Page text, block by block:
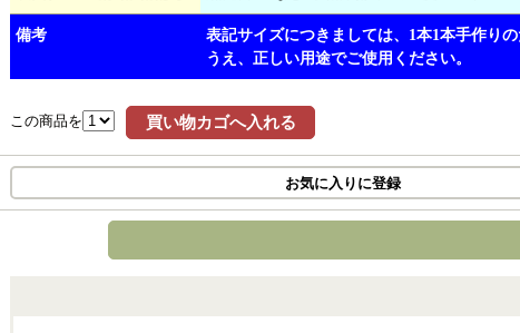
備考
表記サイズにつきましては、1本1本手作り
うえ、正しい用途でご使用ください。
この商品を 買い物カゴへ入れる
お気に入りに登録